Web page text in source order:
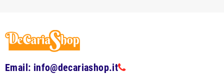
Email: info@decariashop.it